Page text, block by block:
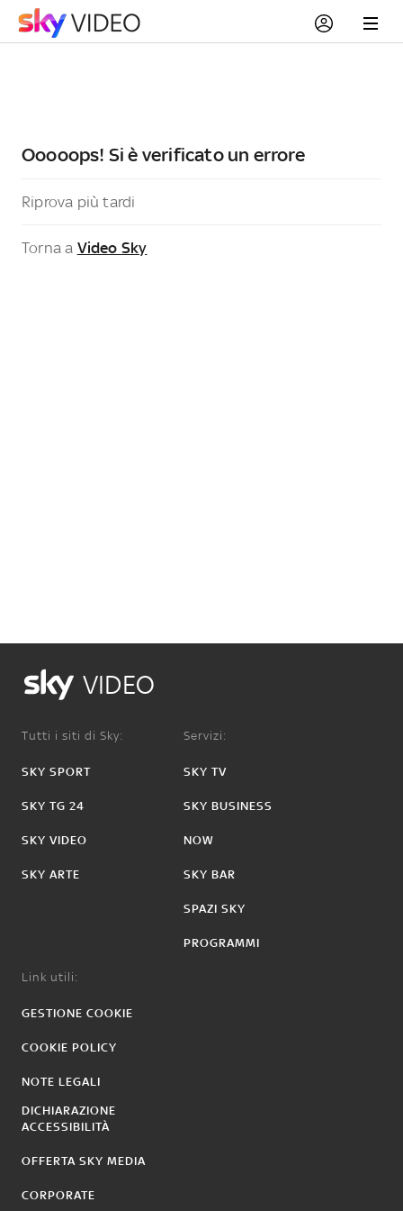
Ooooops! Si è verificato un errore
Riprova più tardi
Torna a Video Sky
VIDEO
Tutti i siti di Sky:
SKY SPORT
SKY TG 24
SKY VIDEO
SKY ARTE
Servizi:
SKY TV
SKY BUSINESS
NOW
SKY BAR
SPAZI SKY
PROGRAMMI
Link utili:
GESTIONE COOKIE
COOKIE POLICY
NOTE LEGALI
DICHIARAZIONE
ACCESSIBILITÀ
OFFERTA SKY MEDIA
CORPORATE